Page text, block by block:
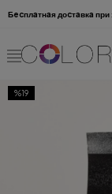
Бecплaтнaя доcтaвкa
%19